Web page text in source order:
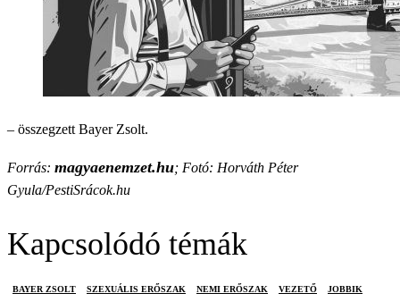
– összegzett Bayer Zsolt.
Forrás: magyaenemzet.hu; Fotó: Horváth Péter
Gyula/PestiSrácok.hu
Kapcsolódó témák
BAYER ZSOLT SZEXUÁLIS ERŐSZAK NEMI ERŐSZAK VEZETŐ JOBBIK